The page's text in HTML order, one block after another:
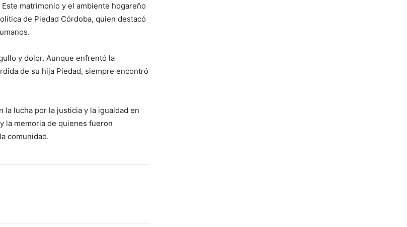
matrimonio y el ambiente hogareño
de Piedad Córdoba, quien destacó
y dolor. Aunque enfrentó la
de su hija Piedad, siempre encontró
la lucha por la justicia y la igualdad en
la memoria de quienes fueron
comunidad.